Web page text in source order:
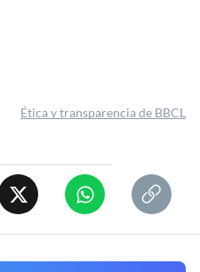
Ética y transparencia de BBCL